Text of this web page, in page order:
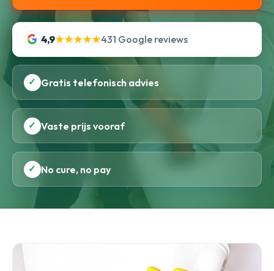
4,9★★★★★431 Google reviews
✓ Gratis telefonisch advies
✓ Vaste prijs vooraf
✓ No cure, no pay